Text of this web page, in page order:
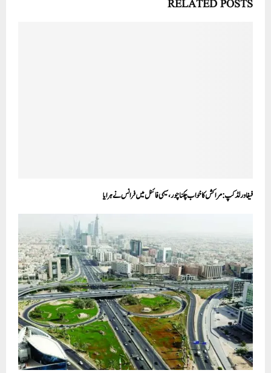
RELATED POSTS
فیفا ورلڈ کپ: مراکش کا خواب چکناچور، سیمی فائنل میں فرانس نے ہرایا